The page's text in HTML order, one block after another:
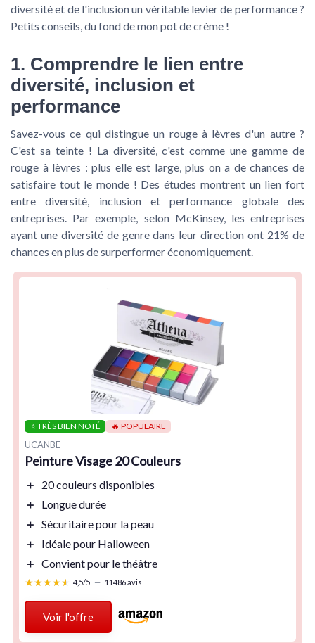
diversité et de l'inclusion un véritable levier de performance ?
Petits conseils, du fond de mon pot de crème !
1. Comprendre le lien entre
diversité, inclusion et
performance
Savez-vous ce qui distingue un rouge à lèvres d'un autre ?
C'est sa teinte ! La diversité, c'est comme une gamme de
rouge à lèvres : plus elle est large, plus on a de chances de
satisfaire tout le monde ! Des études montrent un lien fort
entre diversité, inclusion et performance globale des
entreprises. Par exemple, selon McKinsey, les entreprises
ayant une diversité de genre dans leur direction ont 21% de
chances en plus de surperformer économiquement.
⭐ TRÈS BIEN NOTÉ 🔥 POPULAIRE
UCANBE
Peinture Visage 20 Couleurs
＋ 20 couleurs disponibles
＋
Longue durée
＋ Sécuritairepour la peau
＋
Idéale pour Halloween
＋ Convient pour le théâtre
★★★★★
★★★★★ 4,5/5 — 11486 avis
Voir l'offre